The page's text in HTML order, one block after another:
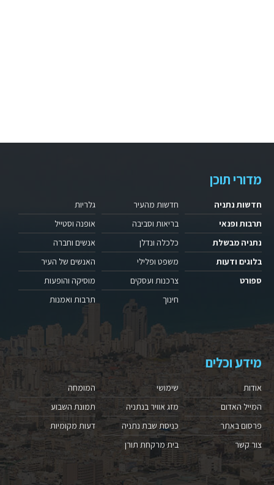
מדורי תוכן
חדשות נתניה
תרבות ופנאי
נתניה מבשלת
בלוגים ודעות
ספורט
חדשות מהעיר
בריאות וסביבה
כלכלה ונדלן
משפט ופלילי
צרכנות ועסקים
חינוך
גלריות
אופנה וסטייל
אנשים וחברה
האנשים של העיר
מוסיקה והופעות
תרבות ואמנות
מידע וכלים
אודות
המייל האדום
פרסום באתר
צור קשר
שימושי
מזג אוויר בנתניה
כניסת שבת נתניה
בית מרקחת תורן
המומחה
תמונת השבוע
דעות מקומיות